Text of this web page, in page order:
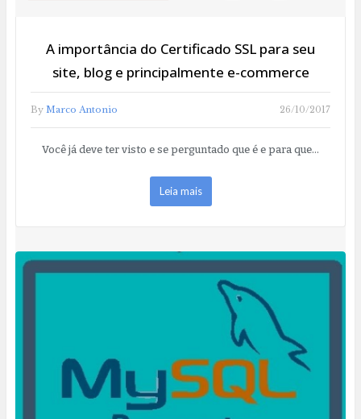
A importância do Certificado SSL para seu
site, blog e principalmente e-commerce
By Marco Antonio 26/10/2017
Você já deve ter visto e se perguntado que é e para que…
Leia mais